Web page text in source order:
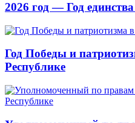
2026 год — Год
Год Победы и
Республике